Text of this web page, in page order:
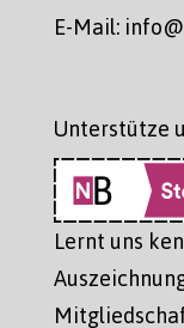
E-Mail:
Unterstütze
Lernt uns